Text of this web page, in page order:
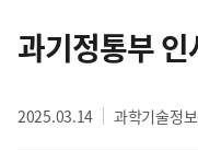
텐
츠
역
과기정통부
2025.03.14 과학기술정